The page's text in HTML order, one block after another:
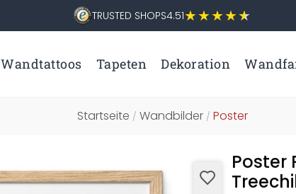
TRUSTED SHOPS4.51
Wandtattoos Tapeten Dekoration
Startseite / Wandbilder/ Poster
Poster